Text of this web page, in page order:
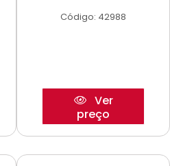
Código: 42988
Ver
preço